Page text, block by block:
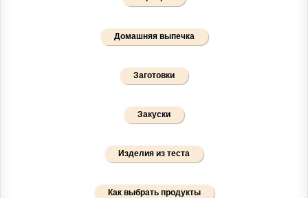
Домашняя выпечка
Заготовки
Закуски
Изделия из теста
Как выбрать продукты